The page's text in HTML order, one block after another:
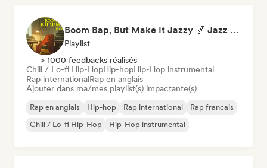
Boom Bap, But Make It Jazzy 🎷 Jazz Rap, Underground & Conscious Hip-Hop
Playlist
> 1000 feedbacks réalisés
Chill / Lo-fi Hip-HopHip-hopHip-Hop instrumental
Rap internationalRap en anglais
Ajouter dans ma/mes playlist(s) impactante(s)
Rap en anglais Hip-hop Rap international
Rap francais
Chill / Lo-fi Hip-Hop
Hip-Hop instrumental